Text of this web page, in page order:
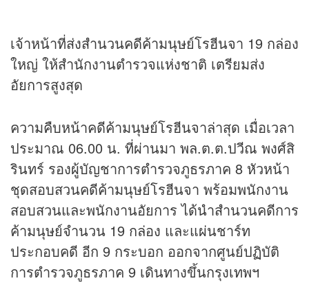
เจ้าหน้าที่ส่งสำนวนคดีค้ามนุษย์โรฮีนจา 19 กล่อง
ใหญ่ ให้สำนักงานตำรวจแห่งชาติ เตรียมส่ง
อัยการสูงสุด
ความคืบหน้าคดีค้ามนุษย์โรฮีนจาล่าสุด เมื่อเวลา
ประมาณ 06.00 น. ที่ผ่านมา พล.ต.ต.ปวีณ พงศ์สิ
รินทร์ รองผู้บัญชาการตำรวจภูธรภาค 8 หัวหน้า
ชุดสอบสวนคดีค้ามนุษย์โรฮีนจา พร้อมพนักงาน
สอบสวนและพนักงานอัยการ ได้นำสำนวนคดีการ
ค้ามนุษย์จำนวน 19 กล่อง และแผ่นชาร์ท
ประกอบคดี อีก 9 กระบอก ออกจากศูนย์ปฏิบัติ
การตำรวจภูธรภาค 9 เดินทางขึ้นกรุงเทพฯ